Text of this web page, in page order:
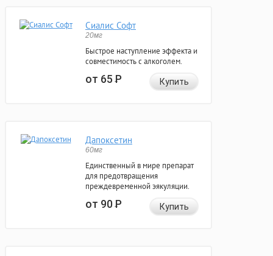
Сиалис Софт
20мг
Быстрое наступление эффекта и
совместимость с алкоголем.
от 65Р Купить
Дапоксетин
60мг
Единственный в мире препарат
для предотвращения
преждевременной эякуляции.
от 90Р Купить